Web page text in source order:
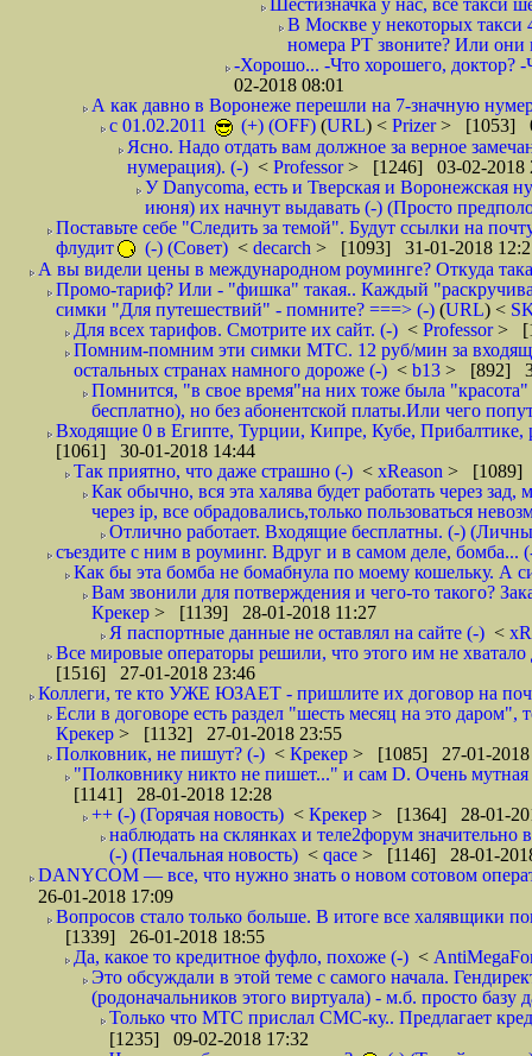
Шестизначка у нас, все такси
В Москве у некоторых такси
номера РТ звоните? Или они
-Хорошо... -Что хорошего, доктор?
02-2018 08:01
А как давно в Воронеже перешли на 7-значную
с 01.02.2011
(+) (OFF) (URL) < Prizer> [1053]
Ясно. Надо отдать вам должное за верное
нумерация). (-) < Professor> [1246] 03-02-2018
У Danycoma, есть и Тверская и Воронежская
июня) их начнут выдавать (-) (Просто
Поставьте себе "Следить за темой". Будут ссылки на
флудит
(-) (Совет) < decarch > [1093] 31-01-2018
А вы видели цены в международном роуминге? Откуда
Промо-тариф? Или - "фишка" такая.. Каждый
симки "Для путешествий" - помните? ===> (-) (URL) <
Для всех тарифов. Смотрите их сайт. (-) < Professor>
Помним-помним эти симки МТС. 12 руб/мин за
остальных странах намного дороже (-) < b13 > [892]
Помнится, "в свое время"на них тоже была
бесплатно), но без абонентской платы.Или чего
Входящие 0 в Египте, Турции, Кипре, Кубе,
[1061] 30-01-2018 14:44
Так приятно, что даже страшно (-) < xReason > [1089]
Как обычно, вся эта халява будет работать через
через ip, все обрадовались,только пользоваться
Отлично работает. Входящие бесплатны. (-)
съездите с ним в роуминг. Вдруг и в самом деле, бомба...
Как бы эта бомба не бомабнула по моему кошельку. А
Вам звонили для потверждения и чего-то такого?
Крекер > [1139] 28-01-2018 11:27
Я паспортные данные не оставлял на сайте (-) <
Все мировые операторы решили, что этого им не
[1516] 27-01-2018 23:46
Коллеги, те кто УЖЕ ЮЗАЕТ - пришлите их договор на
Если в договоре есть раздел "шесть месяц на это даром",
Крекер > [1132] 27-01-2018 23:55
Полковник, не пишут? (-) < Крекер > [1085] 27-01-2018
"Полковнику никто не пишет..." и сам D. Очень
[1141] 28-01-2018 12:28
++ (-) (Горячая новость) < Крекер > [1364] 28-01-
наблюдать на склянках и теле2форум
(-) (Печальная новость) < qace > [1146] 28-01-
DANYCOM — все, что нужно знать о новом сотовом
26-01-2018 17:09
Вопросов стало только больше. В итоге все халявщики
[1339] 26-01-2018 18:55
Да, какое то кредитное фуфло, похоже (-) <
Это обсуждали в этой теме с самого начала.
(родоначальников этого виртуала) - м.б. просто
Только что МТС прислал СМС-ку.. Предлагает
[1235] 09-02-2018 17:32